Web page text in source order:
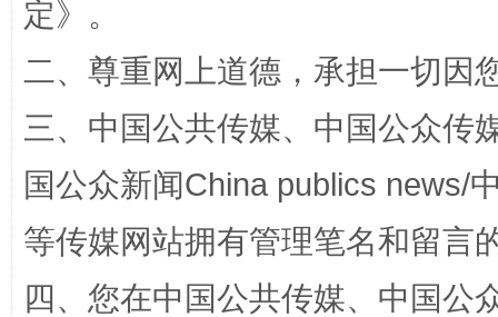
阿坝州三大球赛在茂县开幕 规模
定》。
二、尊重网上道德，承担一切因
三、中国公共传媒、中国公众传
国公众新闻China publics news/
等传媒网站拥有管理笔名和留言
四、您在中国公共传媒、中国公